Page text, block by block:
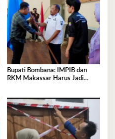
Bupati Bombana: IMPIB dan
RKM Makassar Harus Jadi